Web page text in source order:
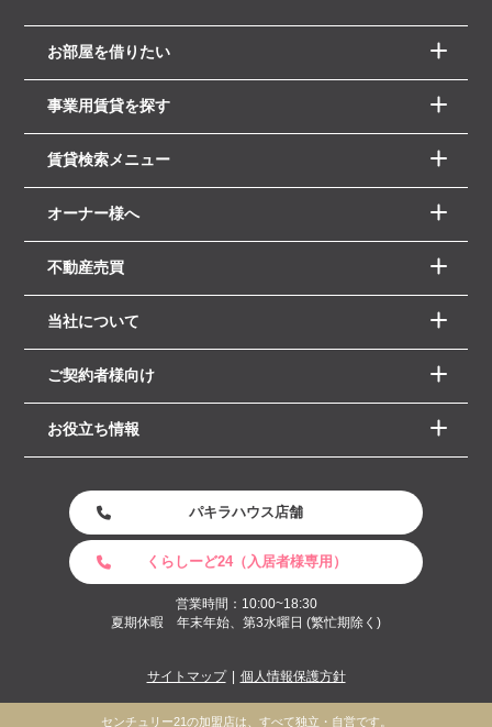
お部屋を借りたい
事業用賃貸を探す
賃貸検索メニュー
オーナー様へ
不動産売買
当社について
ご契約者様向け
お役立ち情報
パキラハウス店舗
くらしーど24（入居者様専用）
営業時間：10:00~18:30
夏期休暇 年末年始、第3水曜日 (繁忙期除く)
サイトマップ 個人情報保護方針
センチュリー21の加盟店は、すべて独立・自営です。